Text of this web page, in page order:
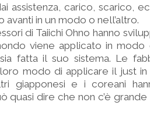
assistenza, carico, scarico,
in un modo o nell’altro.
di Taiichi Ohno hanno
viene applicato in modo
fatta il suo sistema. Le
modo di applicare il just
giapponesi e i coreani
dire che non c’è grande